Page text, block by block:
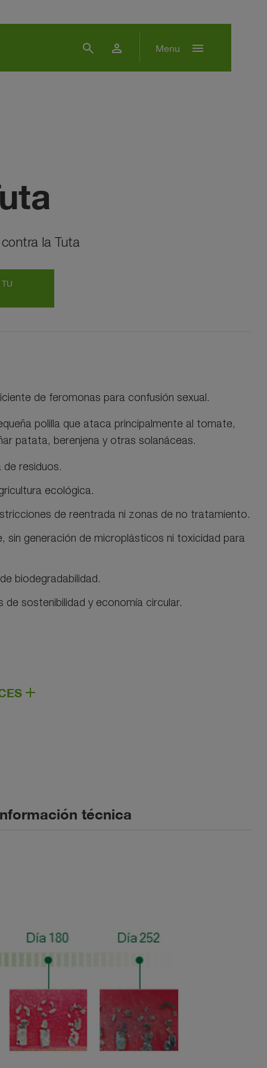
search person Menu menu
la Tuta
de feromonas para confusión sexual.
polilla que ataca principalmente al tomate,
patata, berenjena y otras solanáceas.
de residuos.
ecológica.
de reentrada ni zonas de no tratamiento.
sin generación de microplásticos ni toxicidad para
biodegradabilidad.
de sostenibilidad y economía circular.
técnica